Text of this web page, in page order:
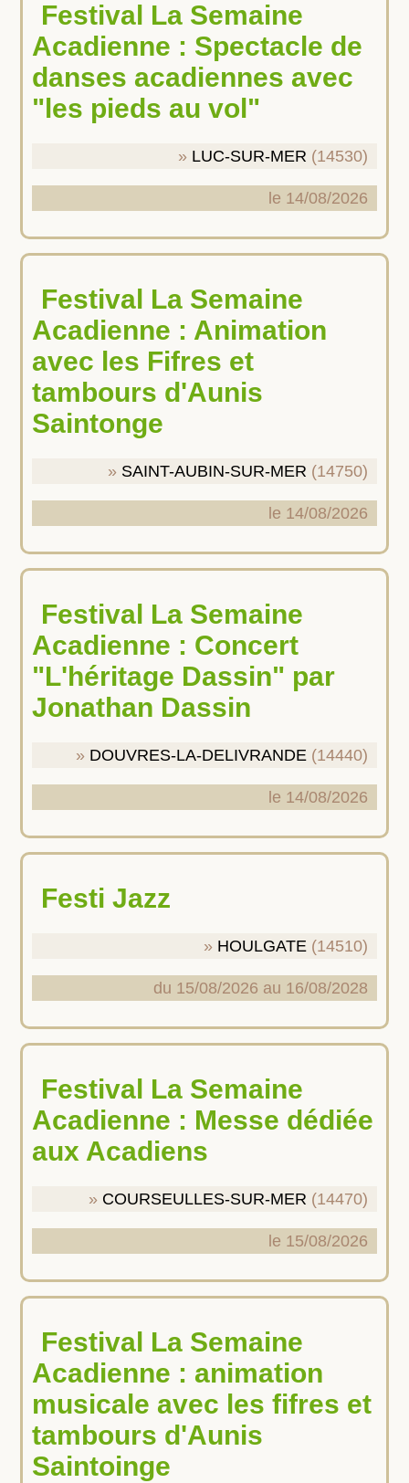
Festival La Semaine
Acadienne : Spectacle de
danses acadiennes avec
"les pieds au vol"
LUC-SUR-MER (14530)
le 14/08/2026
Festival La Semaine
Acadienne : Animation
avec les Fifres et
tambours d'Aunis
Saintonge
SAINT-AUBIN-SUR-MER (14750)
le 14/08/2026
Festival La Semaine
Acadienne : Concert
"L'héritage Dassin" par
Jonathan Dassin
DOUVRES-LA-DELIVRANDE (14440)
le 14/08/2026
Festi Jazz
HOULGATE (14510)
du 15/08/2026 au 16/08/2028
Festival La Semaine
Acadienne : Messe dédiée
aux Acadiens
COURSEULLES-SUR-MER (14470)
le 15/08/2026
Festival La Semaine
Acadienne : animation
musicale avec les fifres et
tambours d'Aunis
Saintoinge